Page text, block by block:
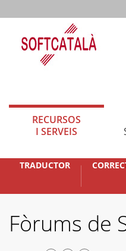
RECURSOS
I SERVEIS
TRADUCTOR
Fòrums de